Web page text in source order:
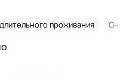
проживания